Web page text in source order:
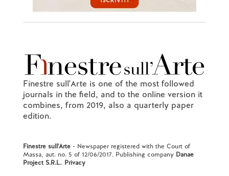
Finestre sull'Arte is one of the most followed
journals in the field, and to the online version it
combines, from 2019, also a quarterly paper
edition.
Finestre sull'Arte- Newspaper registered with the Court of
Massa, aut. no. 5 of 12/06/2017. Publishing company Danae
Project S.R.L.. Privacy